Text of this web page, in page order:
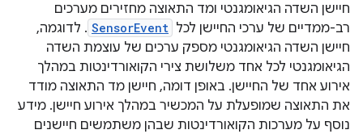
חיישן השדה הגיאומגנטי ומד התאוצה מחזירים מערכים
רב-ממדיים של ערכי החיישן לכל SensorEvent . לדוגמה,
חיישן השדה הגיאומגנטי מספק ערכים של עוצמת השדה
הגיאומגנטי לכל אחד משלושת צירי הקואורדינטות במהלך
אירוע אחד של החיישן. באופן דומה, חיישן מד התאוצה מודד
את התאוצה שמופעלת על המכשיר במהלך אירוע חיישן. מידע
נוסף על מערכות הקואורדינטות שבהן משתמשים חיישנים